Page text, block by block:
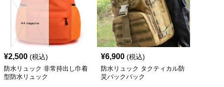
¥2,500 (税込)
防水リュック 非常持出し巾着
型防水リュック
¥6,900 (税込)
防水リュック タクティカル防
災バックパック